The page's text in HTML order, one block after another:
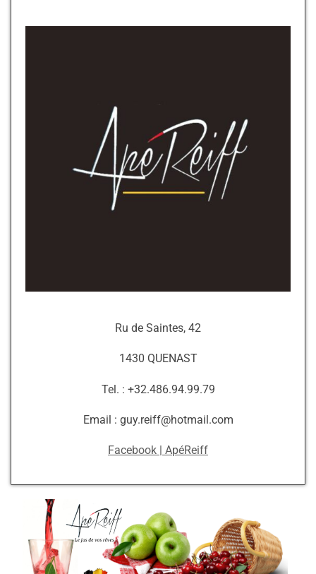
Ru de Saintes, 42
1430 QUENAST
Tel. : +32.486.94.99.79
Email : guy.reiff@hotmail.com
Facebook | ApéReiff